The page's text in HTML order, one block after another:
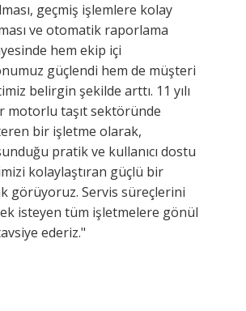
geçmiş işlemlere kolay
ve otomatik raporlama
hem ekip içi
güçlendi hem de müşteri
belirgin şekilde arttı. 11 yılı
motorlu taşıt sektöründe
bir işletme olarak,
pratik ve kullanıcı dostu
kolaylaştıran güçlü bir
görüyoruz. Servis süreçlerini
isteyen tüm işletmelere gönül
ederiz."